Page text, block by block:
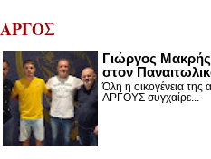
ΑΡΓΟΣ
Γιώργος
στον
Όλη η οικογένεια
ΑΡΓΟΥΣ συγχαίρε...